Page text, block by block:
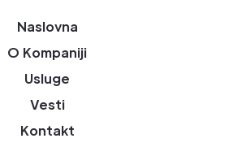
Naslovna
O Kompaniji
Usluge
Vesti
Kontakt